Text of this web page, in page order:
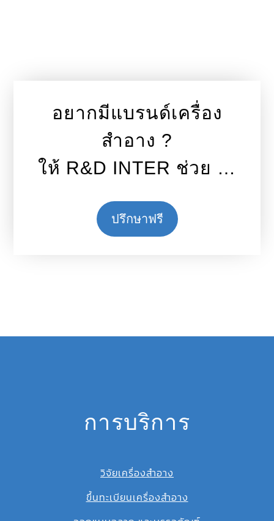
อยากมีแบรนด์เครื่อง
สำอาง ?
ให้ R&D INTER ช่วย …
ปรึกษาฟรี
การบริการ
วิจัยเครื่องสำอาง
ขึ้นทะเบียนเครื่องสำอาง